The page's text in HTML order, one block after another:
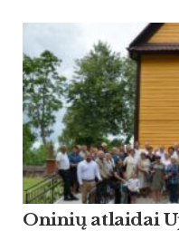
Oninių atlaidai